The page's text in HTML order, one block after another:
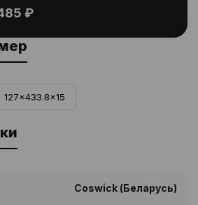
₽
127x433.8x15
Coswick (Беларусь)